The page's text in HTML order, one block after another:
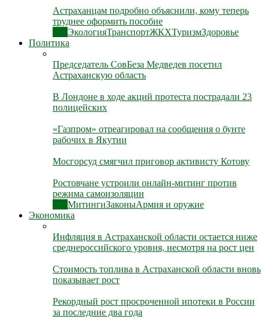
Астраханцам подробно объяснили, кому теперь
труднее оформить пособие
ЭкологияТранспортЖКХТуризмЗдоровье
Политика
Председатель СовБеза Медведев посетил
Астраханскую область
В Лондоне в ходе акций протеста пострадали 23
полицейских
«Газпром» отреагировал на сообщения о бунте
рабочих в Якутии
Мосгорсуд смягчил приговор активисту Котову
Ростовчане устроили онлайн-митинг против
режима самоизоляции
МитингиЗаконыАрмия и оружие
Экономика
Инфляция в Астраханской области остается ниже
среднероссийского уровня, несмотря на рост цен
Стоимость топлива в Астраханской области вновь
показывает рост
Рекордный рост просроченной ипотеки в России
за последние два года